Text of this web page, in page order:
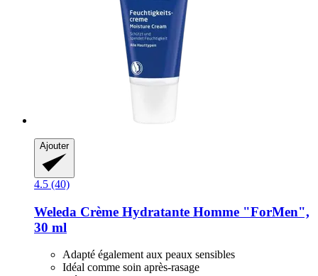
Ajouter
4.5 (40)
Weleda Crème Hydratante Homme "ForMen",
30 ml
Adapté également aux peaux sensibles
Idéal comme soin après-rasage